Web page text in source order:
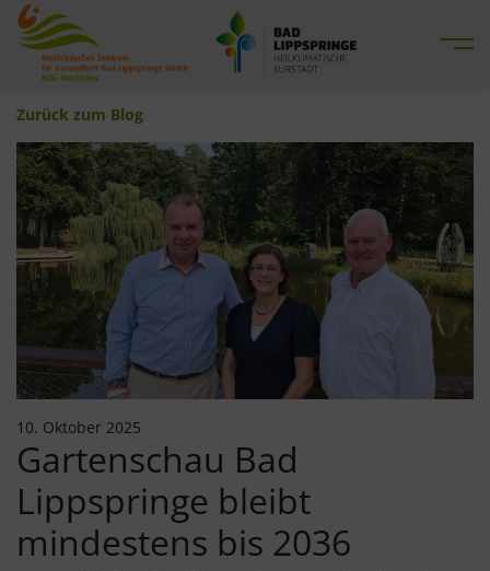
Zurück zum Blog
10. Oktober 2025
Gartenschau Bad
Lippspringe bleibt
mindestens bis 2036